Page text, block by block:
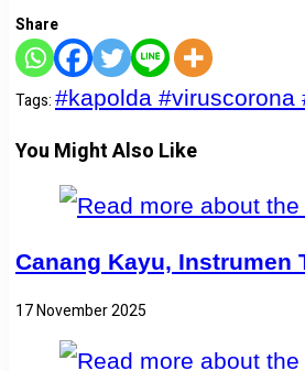
Share
Tags:#kapolda #viruscorona
You Might Also Like
Canang Kayu, Instrumen
17 November 2025